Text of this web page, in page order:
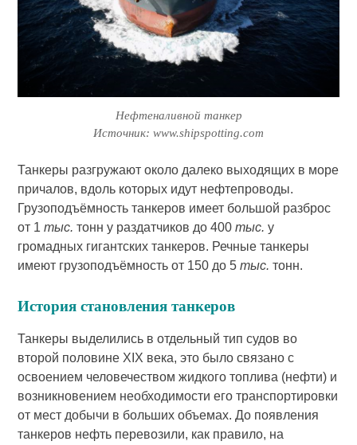
Нефтеналивной танкер
Источник: www.shipspotting.com
Танкеры разгружают около далеко выходящих в море
причалов, вдоль которых идут нефтепроводы.
Грузоподъёмность танкеров имеет большой разброс
от 1тыс. тонн у раздатчиков до 400тыс. у
громадных гигантских танкеров. Речные танкеры
имеют грузоподъёмность от 150 до 5тыс. тонн.
История становления танкеров
Танкеры выделились в отдельный тип судов во
второй половине XIX века, это было связано с
освоением человечеством жидкого топлива (нефти) и
возникновением необходимости его транспортировки
от мест добычи в больших объемах. До появления
танкеров нефть перевозили, как правило, на